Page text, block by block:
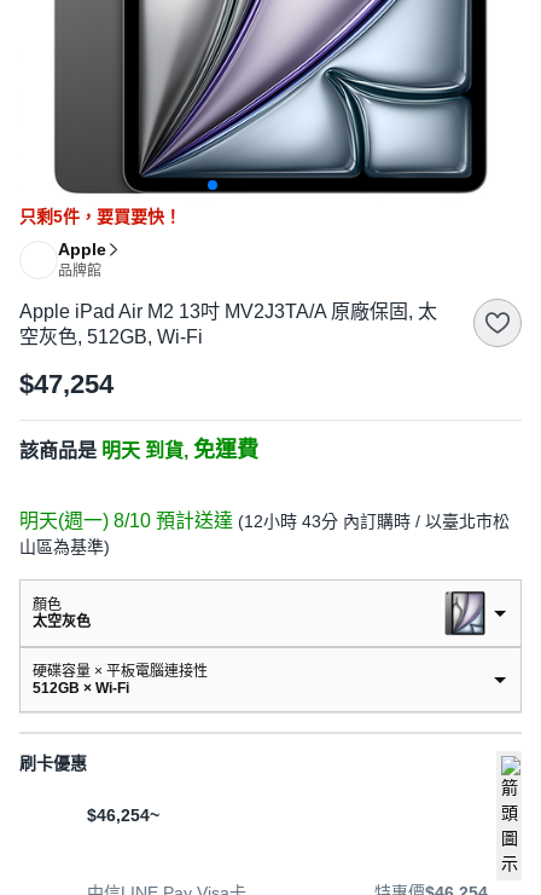
只剩5件， 要買要快！
Apple
品牌館
Apple iPad Air M2 13吋 MV2J3TA/A 原廠保固, 太
空灰色, 512GB, Wi-Fi
$47,254
該商品是 明天 到貨, 免運費
明天(週一) 8/10 預計送達 (12小時 43分 內訂購時 / 以臺北市松
山區為基準)
顏色
太空灰色
硬碟容量 × 平板電腦連接性
512GB × Wi-Fi
刷卡優惠
$46,254~